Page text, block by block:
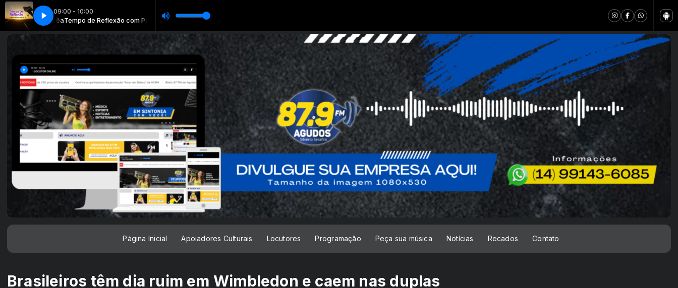
09:00 - 10:00
CorrêaTempo de Reflexão com Paulo Corrêa
a goiania(Juliano cesar) rumo a goiania
Página Inicial Apoiadores Culturais Locutores Programação Peça sua música Notícias Recados Contato
Brasileiros têm dia ruim em Wimbledon e caem nas duplas